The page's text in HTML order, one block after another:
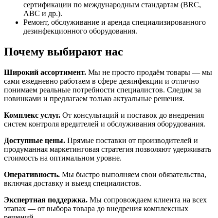
сертификации по международным стандартам (BRC,
ABC и др.).
Ремонт, обслуживание и аренда специализированного
дезинфекционного оборудования.
Почему выбирают нас
Широкий ассортимент. Мы не просто продаём товары — мы
сами ежедневно работаем в сфере дезинфекции и отлично
понимаем реальные потребности специалистов. Следим за
новинками и предлагаем только актуальные решения.
Комплекс услуг. От консультаций и поставок до внедрения
систем контроля вредителей и обслуживания оборудования.
Доступные цены. Прямые поставки от производителей и
продуманная маркетинговая стратегия позволяют удерживать
стоимость на оптимальном уровне.
Оперативность. Мы быстро выполняем свои обязательства,
включая доставку и выезд специалистов.
Экспертная поддержка. Мы сопровождаем клиента на всех
этапах — от выбора товара до внедрения комплексных